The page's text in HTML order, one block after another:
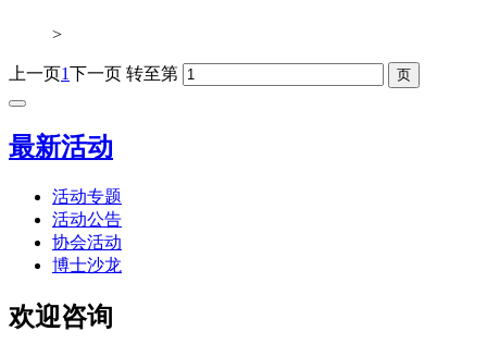
>
上一页1下一页 转至第
最新活动
活动专题
活动公告
协会活动
博士沙龙
欢迎咨询